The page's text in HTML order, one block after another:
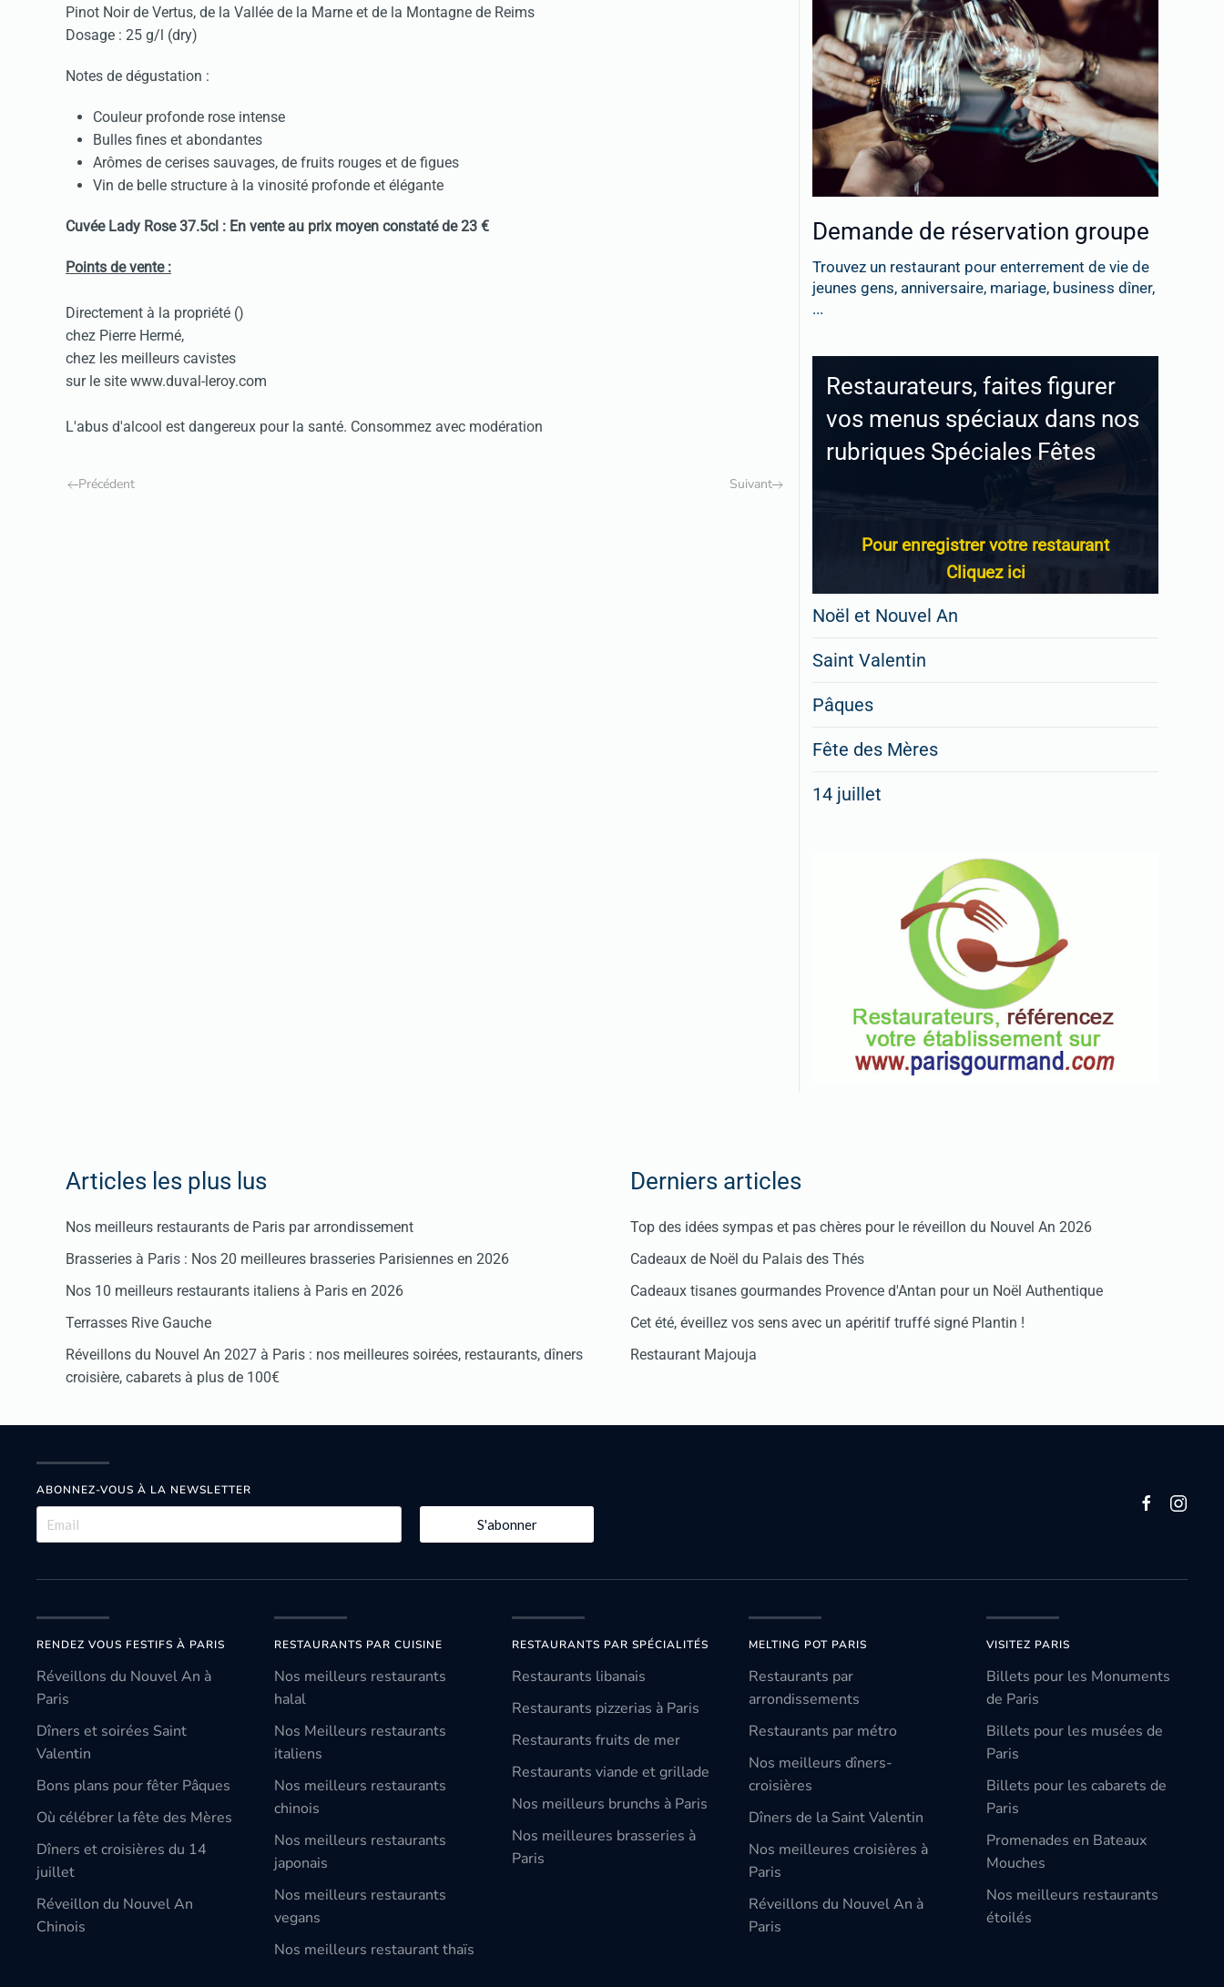
Pinot Noir de Vertus, de la Vallée de la Marne et de la Montagne de Reims
Dosage : 25 g/l (dry)
Notes de dégustation :
Couleur profonde rose intense
Bulles fines et abondantes
Arômes de cerises sauvages, de fruits rouges et de figues
Vin de belle structure à la vinosité profonde et élégante
Cuvée Lady Rose 37.5cl : En vente au prix moyen constaté de 23 €
Points de vente :
Directement à la propriété ()
chez Pierre Hermé,
chez les meilleurs cavistes
sur le site www.duval-leroy.com
L'abus d'alcool est dangereux pour la santé. Consommez avec modération
Précédent Suivant
Demande de réservation groupe
Trouvez un restaurant pour enterrement de vie de
jeunes gens, anniversaire, mariage, business dîner,
...
Restaurateurs, faites figurer
vos menus spéciaux dans nos
rubriques Spéciales Fêtes
Pour enregistrer votre restaurant
Cliquez ici
Noël et Nouvel An
Saint Valentin
Pâques
Fête des Mères
14 juillet
Articles les plus lus
Nos meilleurs restaurants de Paris par arrondissement
Brasseries à Paris : Nos 20 meilleures brasseries Parisiennes en 2026
Nos 10 meilleurs restaurants italiens à Paris en 2026
Terrasses Rive Gauche
Réveillons du Nouvel An 2027 à Paris : nos meilleures soirées, restaurants, dîners
croisière, cabarets à plus de 100€
Derniers articles
Top des idées sympas et pas chères pour le réveillon du Nouvel An 2026
Cadeaux de Noël du Palais des Thés
Cadeaux tisanes gourmandes Provence d'Antan pour un Noël Authentique
Cet été, éveillez vos sens avec un apéritif truffé signé Plantin !
Restaurant Majouja
ABONNEZ-VOUS À LA NEWSLETTER
S'abonner
RENDEZ VOUS FESTIFS À PARIS
Réveillons du Nouvel An à
Paris
Dîners et soirées Saint
Valentin
Bons plans pour fêter Pâques
Où célébrer la fête des Mères
Dîners et croisières du 14
juillet
Réveillon du Nouvel An
Chinois
RESTAURANTS PAR CUISINE
Nos meilleurs restaurants
halal
Nos Meilleurs restaurants
italiens
Nos meilleurs restaurants
chinois
Nos meilleurs restaurants
japonais
Nos meilleurs restaurants
vegans
Nos meilleurs restaurant thaïs
RESTAURANTS PAR SPÉCIALITÉS
Restaurants libanais
Restaurants pizzerias à Paris
Restaurants fruits de mer
Restaurants viande et grillade
Nos meilleurs brunchs à Paris
Nos meilleures brasseries à
Paris
MELTING POT PARIS
Restaurants par
arrondissements
Restaurants par métro
Nos meilleurs dîners-
croisières
Dîners de la Saint Valentin
Nos meilleures croisières à
Paris
Réveillons du Nouvel An à
Paris
VISITEZ PARIS
Billets pour les Monuments
de Paris
Billets pour les musées de
Paris
Billets pour les cabarets de
Paris
Promenades en Bateaux
Mouches
Nos meilleurs restaurants
étoilés